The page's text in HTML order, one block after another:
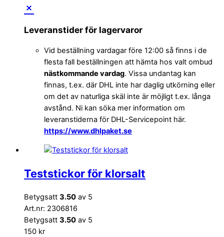
Leveranstider för lagervaror
Vid beställning vardagar före 12:00 så finns i de
flesta fall beställningen att hämta hos valt ombud
nästkommande vardag. Vissa undantag kan
finnas, t.ex. där DHL inte har daglig utkörning eller
om det av naturliga skäl inte är möjligt t.ex. långa
avstånd. Ni kan söka mer information om
leveranstiderna för DHL-Servicepoint här.
https://www.dhlpaket.se
Teststickor för klorsalt
Betygsatt 3.50 av 5
Art.nr: 2306816
Betygsatt 3.50 av 5
150 kr